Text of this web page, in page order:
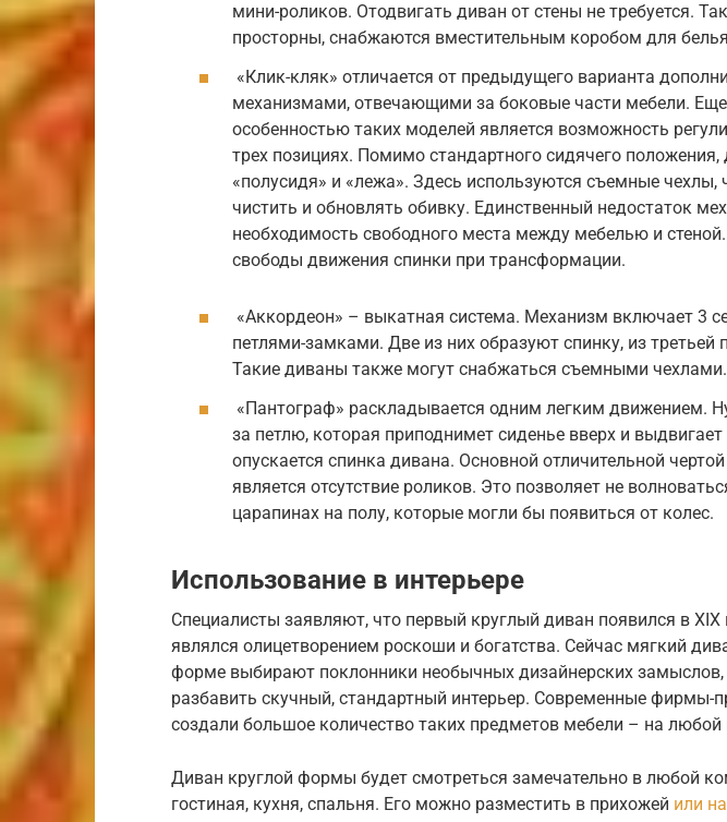
мини-роликов. Отодвигать диван от стены не требуется.
просторны, снабжаются вместительным коробом для
«Клик-кляк» отличается от предыдущего варианта
механизмами, отвечающими за боковые части мебели.
особенностью таких моделей является возможность
трех позициях. Помимо стандартного сидячего
«полусидя» и «лежа». Здесь используются съемные чехлы,
чистить и обновлять обивку. Единственный недостаток
необходимость свободного места между мебелью и
свободы движения спинки при трансформации.
«Аккордеон» – выкатная система. Механизм включает 3
петлями-замками. Две из них образуют спинку, из третьей
Такие диваны также могут снабжаться съемными чехлами.
«Пантограф» раскладывается одним легким движением.
за петлю, которая приподнимет сиденье вверх и выдвигает
опускается спинка дивана. Основной отличительной
является отсутствие роликов. Это позволяет не
царапинах на полу, которые могли бы появиться от колес.
Использование в интерьере
Специалисты заявляют, что первый круглый диван появился в ХIХ
являлся олицетворением роскоши и богатства. Сейчас мягкий
форме выбирают поклонники необычных дизайнерских замыслов,
разбавить скучный, стандартный интерьер. Современные фирмы-
создали большое количество таких предметов мебели – на любой
Диван круглой формы будет смотреться замечательно в любой
гостиная, кухня, спальня. Его можно разместить в прихожей или